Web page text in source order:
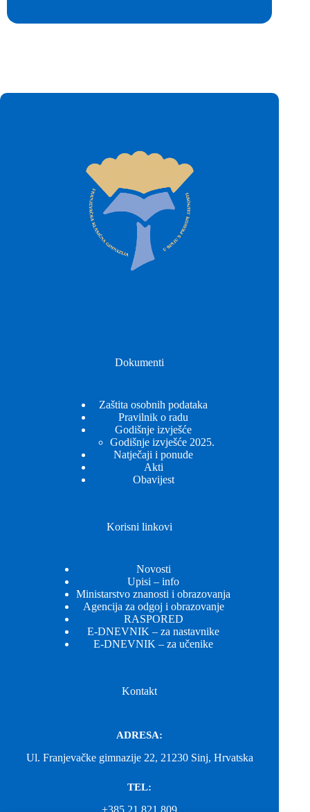
Dokumenti
Zaštita osobnih podataka
Pravilnik o radu
Godišnje izvješće
Godišnje izvješće 2025.
Natječaji i ponude
Akti
Obavijest
Korisni linkovi
Novosti
Upisi – info
Ministarstvo znanosti i obrazovanja
Agencija za odgoj i obrazovanje
RASPORED
E-DNEVNIK – za nastavnike
E-DNEVNIK – za učenike
Kontakt
ADRESA:
Ul. Franjevačke gimnazije 22, 21230 Sinj, Hrvatska
TEL: